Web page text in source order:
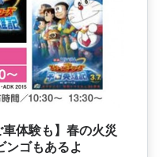
体験も】春の火災
ンゴもあるよ